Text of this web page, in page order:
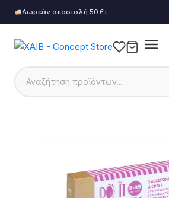
Δωρεάν αποστολή 50€+